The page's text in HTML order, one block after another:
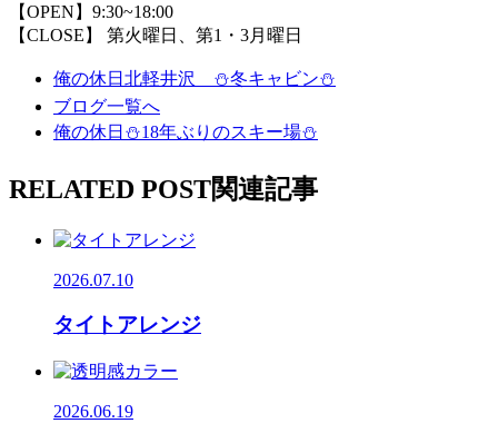
【OPEN】9:30~18:00
【CLOSE】 第火曜日、第1・3月曜日
俺の休日北軽井沢 ⛄冬キャビン⛄
ブログ一覧へ
俺の休日⛄18年ぶりのスキー場⛄
RELATED POST関連記事
2026.07.10
タイトアレンジ
2026.06.19